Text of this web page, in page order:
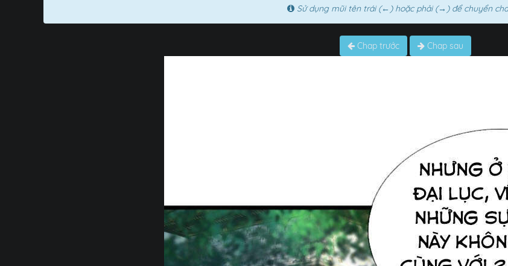
Sử dụng mũi tên trái (←) hoặc phải (→) để chuyển
Chap trước Chap sau